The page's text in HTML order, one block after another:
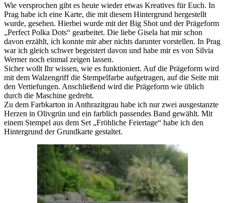
Wie versprochen gibt es heute wieder etwas Kreatives für Euch. In
Prag habe ich eine Karte, die mit diesem Hintergrund hergestellt
wurde, gesehen. Hierbei wurde mit der Big Shot und der Prägeform
„Perfect Polka Dots“ gearbeitet. Die liebe Gisela hat mir schon
davon erzählt, ich konnte mir aber nichts darunter vorstellen. In Prag
war ich gleich schwer begeistert davon und habe mir es von Silvia
Werner noch einmal zeigen lassen.
Sicher wollt Ihr wissen, wie es funktioniert. Auf die Prägeform wird
mit dem Walzengriff die Stempelfarbe aufgetragen, auf die Seite mit
den Vertiefungen. Anschließend wird die Prägeform wie üblich
durch die Maschine gedreht.
Zu dem Farbkarton in Anthrazitgrau habe ich nur zwei ausgestanzte
Herzen in Olivgrün und ein farblich passendes Band gewählt. Mit
einem Stempel aus dem Set „Fröhliche Feiertage“ habe ich den
Hintergrund der Grundkarte gestaltet.